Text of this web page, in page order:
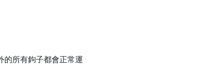
的所有鉤子都會正常運